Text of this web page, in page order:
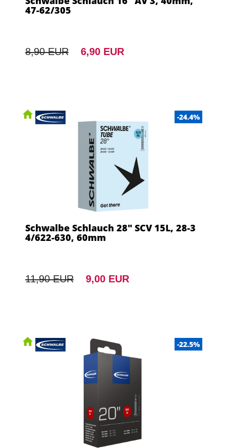
47-62/305
8,90 EUR 6,90 EUR
-24.4%
Schwalbe Schlauch 28" SCV 15L, 28-3
4/622-630, 60mm
11,90 EUR 9,00 EUR
-22.5%